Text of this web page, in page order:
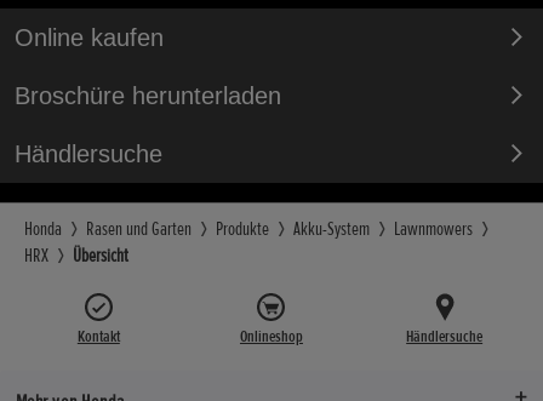
Online kaufen
Broschüre herunterladen
Händlersuche
Honda Rasen und Garten Produkte Akku-System
Lawnmowers
HRX
Übersicht
Kontakt Onlineshop Händlersuche